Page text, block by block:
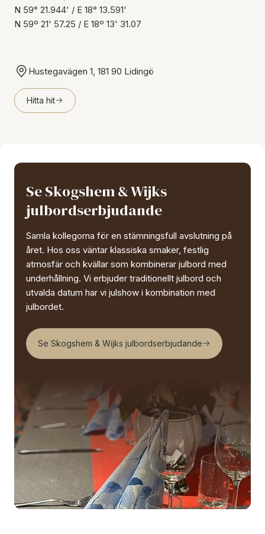
N 59° 21.944' / E 18° 13.591'
N 59º 21' 57.25 / E 18º 13' 31.07
Hustegavägen 1, 181 90 Lidingö
Hitta hit
Se Skogshem & Wijks
julbordserbjudande
Samla kollegorna för en stämningsfull avslutning på
året. Hos oss väntar klassiska smaker, festlig
atmosfär och kvällar som kombinerar julbord med
underhållning. Vi erbjuder traditionellt julbord och
utvalda datum har vi julshow i kombination med
julbordet.
Se Skogshem & Wijks julbordserbjudande